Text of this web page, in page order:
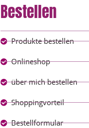
Bestellen
Produkte bestellen
Onlineshop
über mich bestellen
Shoppingvorteil
Bestellformular